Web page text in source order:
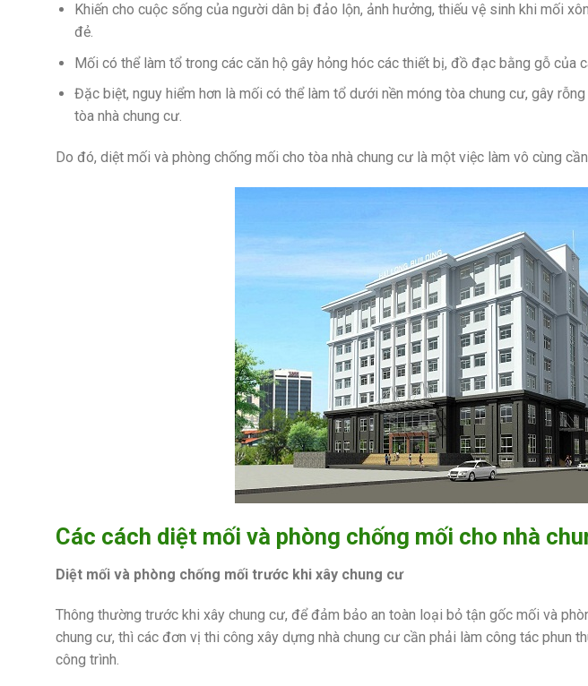
Khiến cho cuộc sống của người dân bị đảo lộn, ảnh hưởng, thiếu vệ sinh khi mối
đẻ.
Mối có thể làm tổ trong các căn hộ gây hỏng hóc các thiết bị, đồ đạc bằng gỗ của
Đặc biệt, nguy hiểm hơn là mối có thể làm tổ dưới nền móng tòa chung cư, gây
tòa nhà chung cư.
Do đó, diệt mối và phòng chống mối cho tòa nhà chung cư là một việc làm vô cùng
Các cách diệt mối và phòng chống mối cho nhà
Diệt mối và phòng chống mối trước khi xây chung cư
Thông thường trước khi xây chung cư, để đảm bảo an toàn loại bỏ tận gốc mối và
chung cư, thì các đơn vị thi công xây dựng nhà chung cư cần phải làm công tác phun
công trình.